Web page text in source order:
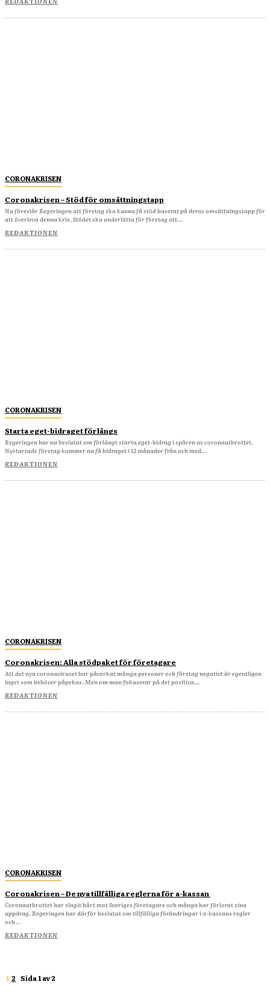
CORONAKRISEN
Coronakrisen – Stöd för omsättningstapp
Nu föreslår Regeringen att företag ska kunna få stöd baserat på deras omsättningstapp för
att överleva denna kris. Stödet ska underlätta för företag att...
REDAKTIONEN
CORONAKRISEN
Starta eget-bidraget förlängs
Regeringen har nu beslutat om förlängt starta eget-bidrag i spåren av coronautbrottet.
Nystartade företag kommer nu få bidraget i 12 månader från och med...
REDAKTIONEN
CORONAKRISEN
Coronakrisen: Alla stödpaket för företagare
Att det nya coronaviruset har påverkat många personer och företag negativt är egentligen
inget som behöver påpekas. Men om man fokuserar på det positiva...
REDAKTIONEN
CORONAKRISEN
Coronakrisen – De nya tillfälliga reglerna för a-kassan
Coronautbrottet har slagit hårt mot Sveriges företagare och många har förlorat sina
uppdrag. Regeringen har därför beslutat om tillfälliga förändringar i a-kassans regler
och...
REDAKTIONEN
1 2 Sida 1 av 2